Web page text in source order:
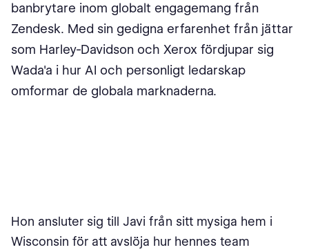
banbrytare inom globalt engagemang från
Zendesk. Med sin gedigna erfarenhet från jättar
som Harley-Davidson och Xerox fördjupar sig
Wada'a i hur AI och personligt ledarskap
omformar de globala marknaderna.
Hon ansluter sig till Javi från sitt mysiga hem i
Wisconsin för att avslöja hur hennes team